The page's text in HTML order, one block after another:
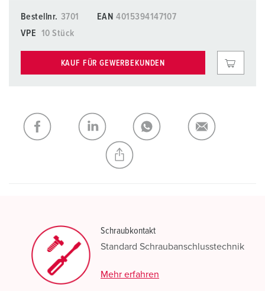
Bestellnr. 3701 EAN 4015394147107
VPE
10 Stück
KAUF FÜR GEWERBEKUNDEN
Schraubkontakt
Standard Schraubanschlusstechnik
Mehr erfahren